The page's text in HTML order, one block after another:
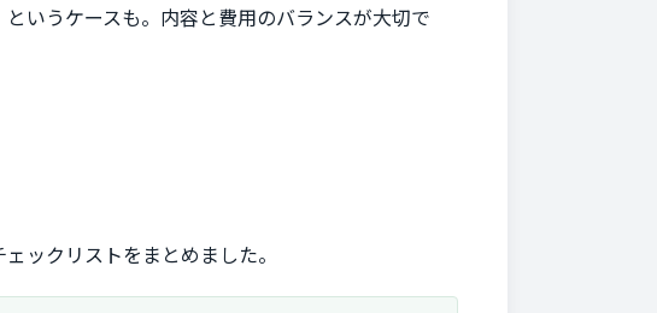
いうケースも。内容と費用のバランスが大切で
ックリストをまとめました。